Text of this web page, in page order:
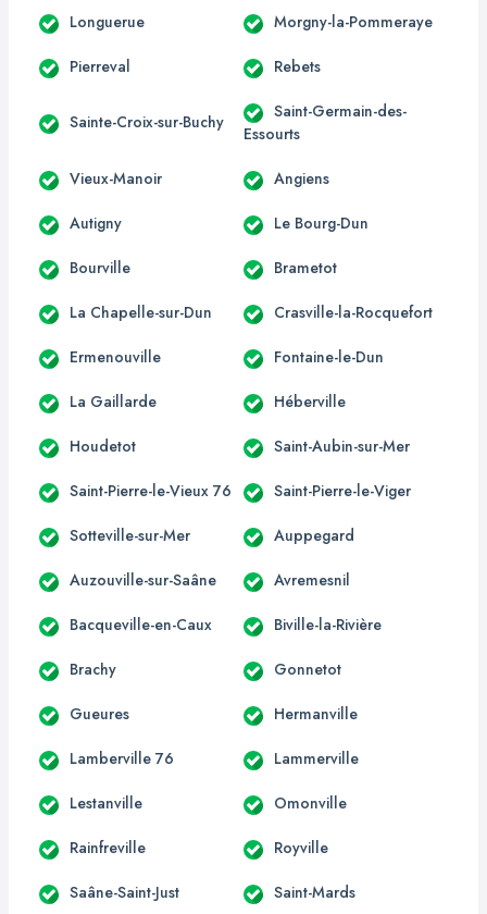
Longuerue Morgny-la-Pommeraye
Pierreval Rebets
Sainte-Croix-sur-Buchy
Saint-Germain-des-
Essourts
Vieux-Manoir Angiens
Autigny Le Bourg-Dun
Bourville Brametot
La Chapelle-sur-Dun Crasville-la-Rocquefort
Ermenouville Fontaine-le-Dun
La Gaillarde Héberville
Houdetot Saint-Aubin-sur-Mer
Saint-Pierre-le-Vieux 76 Saint-Pierre-le-Viger
Sotteville-sur-Mer Auppegard
Auzouville-sur-Saâne Avremesnil
Bacqueville-en-Caux Biville-la-Rivière
Brachy Gonnetot
Gueures Hermanville
Lamberville 76 Lammerville
Lestanville Omonville
Rainfreville Royville
Saâne-Saint-Just Saint-Mards